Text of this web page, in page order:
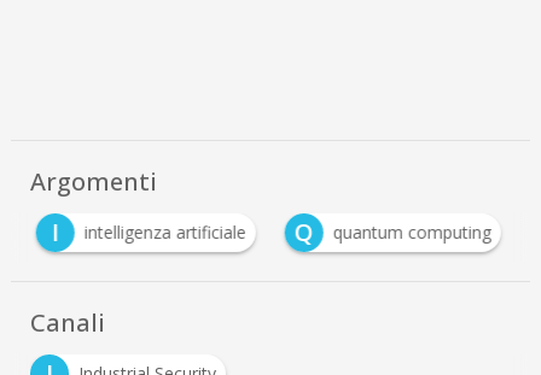
Argomenti
I
intelligenza artificiale Q quantum computing
Canali